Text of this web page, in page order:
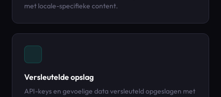
met locale-specifieke content.
Versleutelde opslag
API-keys en gevoelige data versleuteld opgeslagen met